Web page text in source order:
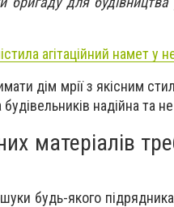
агітаційний намет у
дім мрії з якісним
надійна та
матеріалів
будь-якого